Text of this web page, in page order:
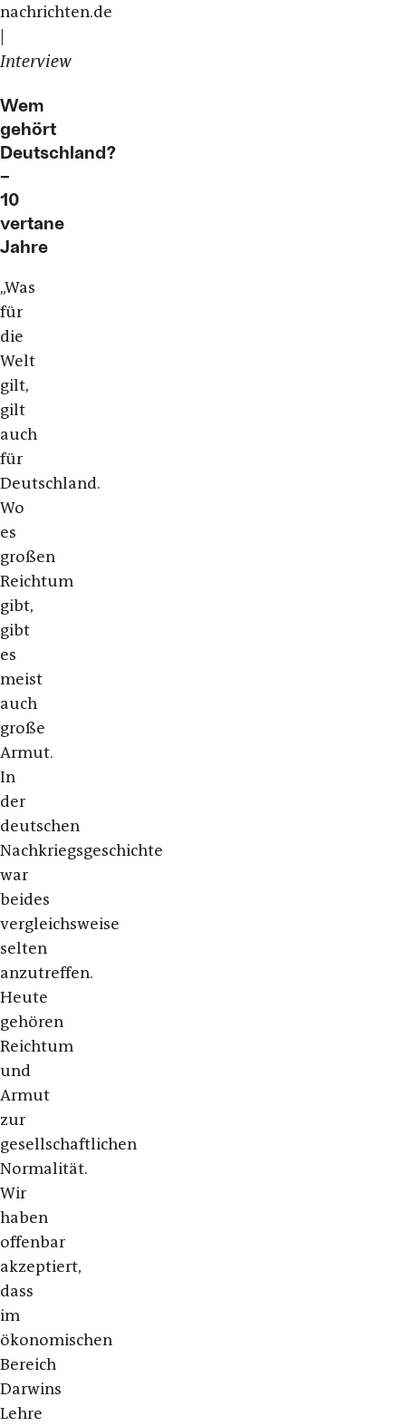
nachrichten.de
Interview
Wem
gehört
Deutschland?
–
10
vertane
Jahre
„Was
für
die
Welt
gilt,
gilt
auch
für
Deutschland.
Wo
es
großen
Reichtum
gibt,
gibt
es
meist
auch
große
Armut.
In
der
deutschen
Nachkriegsgeschichte
war
beides
vergleichsweise
selten
anzutreffen.
Heute
gehören
Reichtum
und
Armut
zur
gesellschaftlichen
Normalität.
Wir
haben
offenbar
akzeptiert,
dass
im
ökonomischen
Bereich
Darwins
Lehre